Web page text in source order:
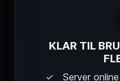
KLAR TIL
Server